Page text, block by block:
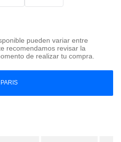
pueden variar entre
recomendamos revisar la
de realizar tu compra.